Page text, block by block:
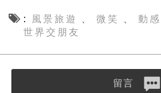
風景旅遊 微笑 動
世界交朋友
留言